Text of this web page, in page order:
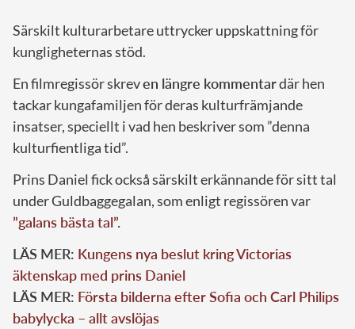
Särskilt kulturarbetare uttrycker uppskattning för
kungligheternas stöd.
En filmregissör skreven längre kommentardär hen
tackar kungafamiljen för deras kulturfrämjande
insatser, speciellt i vad hen beskriver som ”denna
kulturfientliga tid”.
Prins Daniel fick också särskilt erkännande för sitt tal
under Guldbaggegalan, som enligt regissören var
”galans bästa tal”.
LÄS MER: Kungens nya beslut kring Victorias
äktenskap med prins Daniel
LÄS MER: Första bilderna efter Sofia och Carl Philips
babylycka – allt avslöjas